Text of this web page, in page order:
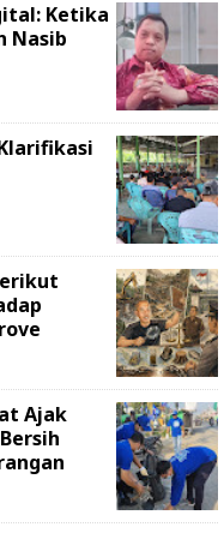
Ketika
Nasib
Ajak